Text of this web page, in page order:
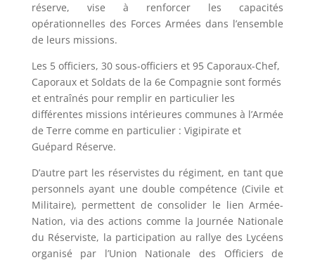
réserve, vise à renforcer les capacités
opérationnelles des Forces Armées dans l’ensemble
de leurs missions.
Les 5 officiers, 30 sous-officiers et 95 Caporaux-Chef,
Caporaux et Soldats de la 6e Compagnie sont formés
et entraînés pour remplir en particulier les
différentes missions intérieures communes à l’Armée
de Terre comme en particulier : Vigipirate et
Guépard Réserve.
D’autre part les réservistes du régiment, en tant que
personnels ayant une double compétence (Civile et
Militaire), permettent de consolider le lien Armée-
Nation, via des actions comme la Journée Nationale
du Réserviste, la participation au rallye des Lycéens
organisé par l’Union Nationale des Officiers de